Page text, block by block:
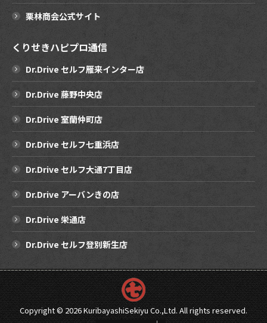
栗林商会公式サイト
くりせきハピプロ通信
Dr.Drive セルフ雁来インター店
Dr.Drive 藤野中央店
Dr.Drive 室蘭仲町店
Dr.Drive セルフ七重浜店
Dr.Drive セルフ大通7丁目店
Dr.Drive アーバンきの店
Dr.Drive 栄通店
Dr.Drive セルフ登別新生店
Copyright ©2026 KuribayashiSekiyu Co.,Ltd. All rights reserved.